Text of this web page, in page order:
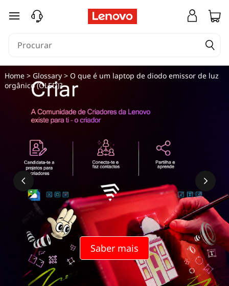
saltar para o conteúdo principal
Saber mais
Home> Glossary> O que é um laptop de diodo emissor de luz
orgânico (OLED)?